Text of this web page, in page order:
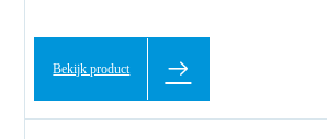
Bekijk product